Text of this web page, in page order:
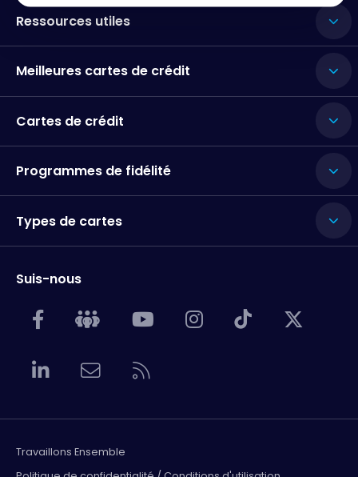
Ressources utiles
Meilleures cartes de crédit
Cartes de crédit
Programmes de fidélité
Types de cartes
Suis-nous
Travaillons Ensemble